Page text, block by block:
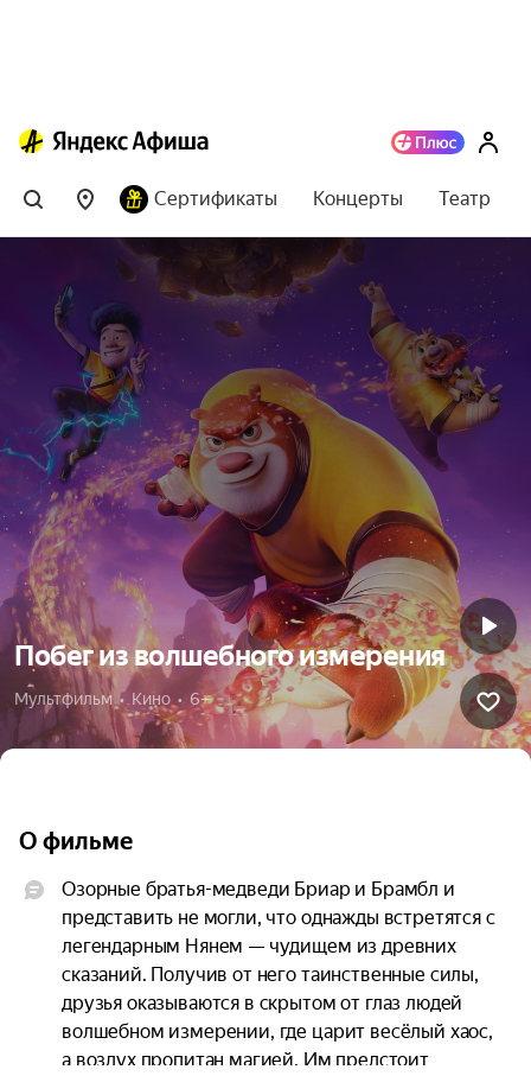
Сертификаты Концерты Театр
Побег из волшебного измерения
Мультфильм  •  Кино  •  6+
О фильме
Озорные братья-медведи Бриар и Брамбл и
представить не могли, что однажды встретятся с
легендарным Нянем — чудищем из древних
сказаний. Получив от него таинственные силы,
друзья оказываются в скрытом от глаз людей
волшебном измерении, где царит весёлый хаос,
а воздух пропитан магией. Им предстоит